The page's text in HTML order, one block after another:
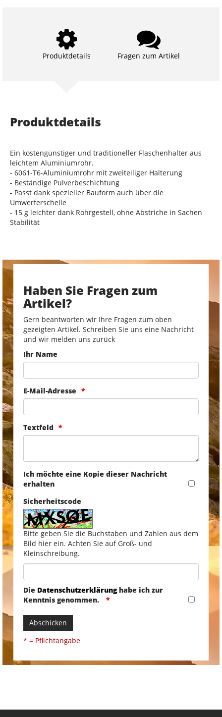
Produktdetails Fragen zum Artikel
Produktdetails
Ein kostengünstiger und traditioneller Flaschenhalter aus
leichtem Aluminiumrohr.
- 6061-T6-Aluminiumrohr mit zweiteiliger Halterung
- Beständige Pulverbeschichtung
- Passt dank spezieller Bauform auch über die
Umwerferschelle
- 15 g leichter dank Rohrgestell, ohne Abstriche in Sachen
Stabilität
Haben Sie Fragen zum
Artikel?
Gern beantworten wir Ihre Fragen zum oben
gezeigten Artikel. Schreiben Sie uns eine Nachricht
und wir melden uns zurück
Ihr Name
E-Mail-Adresse
Textfeld
Ich möchte eine Kopie dieser Nachricht
erhalten
Sicherheitscode
Bitte geben Sie die Buchstaben und Zahlen aus dem
Bild hier ein. Achten Sie auf Groß- und
Kleinschreibung.
Die Datenschutzerklärunghabe ich zur
Kenntnis genommen.
Abschicken
* = Pflichtangabe